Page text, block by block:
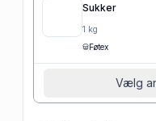
Sukker
1 kg
Føtex
Vælg